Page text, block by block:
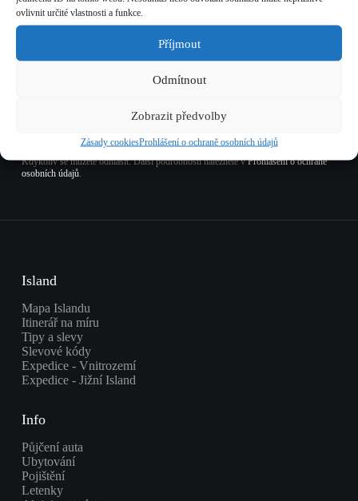
ovlivnit určité vlastnosti a funkce.
Příjmout
Odmítnout
Zobrazit předvolby
Zásady cookiesProhlášení o ochraně osobních údajů
Novinky z Islandu
Přihlaste se k odběru novinek a buďte o krok napřed. Slevy,
Odebírat
Kdykoliv se můžete odhlásit. Další podrobnosti naleznete vProhlášení o ochraně
osobních údajů
Island
Mapa Islandu
Itinerář na míru
Tipy a slevy
Slevové kódy
Expedice - Vnitrozemí
Expedice - Jižní Island
Info
Půjčení auta
Ubytování
Pojištění
Letenky